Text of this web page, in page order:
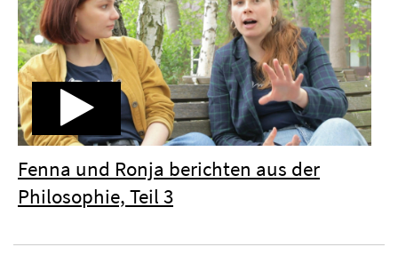
Fenna und Ronja berichten aus der
Philosophie, Teil 3